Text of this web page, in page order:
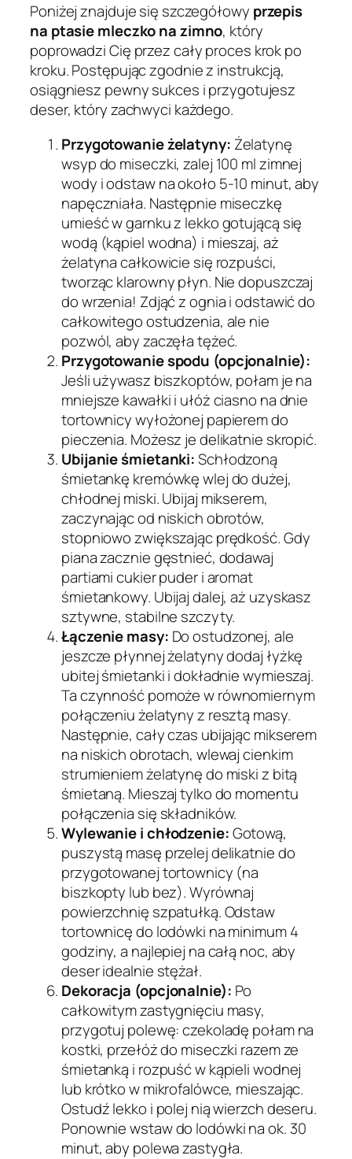
Poniżej znajduje się szczegółowy przepis
na ptasie mleczko na zimno, który
poprowadzi Cię przez cały proces krok po
kroku. Postępując zgodnie z instrukcją,
osiągniesz pewny sukces i przygotujesz
deser, który zachwyci każdego.
Przygotowanie żelatyny: Żelatynę
wsyp do miseczki, zalej 100 ml zimnej
wody i odstaw na około 5-10 minut, aby
napęczniała. Następnie miseczkę
umieść w garnku z lekko gotującą się
wodą (kąpiel wodna) i mieszaj, aż
żelatyna całkowicie się rozpuści,
tworząc klarowny płyn. Nie dopuszczaj
do wrzenia! Zdjąć z ognia i odstawić do
całkowitego ostudzenia, ale nie
pozwól, aby zaczęła tężeć.
Przygotowanie spodu (opcjonalnie):
Jeśli używasz biszkoptów, połam je na
mniejsze kawałki i ułóż ciasno na dnie
tortownicy wyłożonej papierem do
pieczenia. Możesz je delikatnie skropić.
Ubijanie śmietanki:Schłodzoną
śmietankę kremówkę wlej do dużej,
chłodnej miski. Ubijaj mikserem,
zaczynając od niskich obrotów,
stopniowo zwiększając prędkość. Gdy
piana zacznie gęstnieć, dodawaj
partiami cukier puder i aromat
śmietankowy. Ubijaj dalej, aż uzyskasz
sztywne, stabilne szczyty.
Łączenie masy: Do ostudzonej, ale
jeszcze płynnej żelatyny dodaj łyżkę
ubitej śmietanki i dokładnie wymieszaj.
Ta czynność pomoże w równomiernym
połączeniu żelatyny z resztą masy.
Następnie, cały czas ubijając mikserem
na niskich obrotach, wlewaj cienkim
strumieniem żelatynę do miski z bitą
śmietaną. Mieszaj tylko do momentu
połączenia się składników.
Wylewanie i chłodzenie:Gotową,
puszystą masę przelej delikatnie do
przygotowanej tortownicy (na
biszkopty lub bez). Wyrównaj
powierzchnię szpatułką. Odstaw
tortownicę do lodówki na minimum 4
godziny, a najlepiej na całą noc, aby
deser idealnie stężał.
Dekoracja (opcjonalnie): Po
całkowitym zastygnięciu masy,
przygotuj polewę: czekoladę połam na
kostki, przełóż do miseczki razem ze
śmietanką i rozpuść w kąpieli wodnej
lub krótko w mikrofalówce, mieszając.
Ostudź lekko i polej nią wierzch deseru.
Ponownie wstaw do lodówki na ok. 30
minut, aby polewa zastygła.